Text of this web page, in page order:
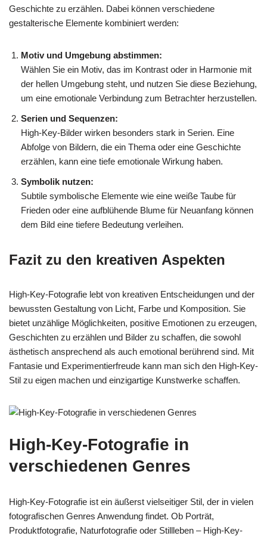
Geschichte zu erzählen. Dabei können verschiedene
gestalterische Elemente kombiniert werden:
Motiv und Umgebung abstimmen:
Wählen Sie ein Motiv, das im Kontrast oder in Harmonie mit
der hellen Umgebung steht, und nutzen Sie diese Beziehung,
um eine emotionale Verbindung zum Betrachter herzustellen.
Serien und Sequenzen:
High-Key-Bilder wirken besonders stark in Serien. Eine
Abfolge von Bildern, die ein Thema oder eine Geschichte
erzählen, kann eine tiefe emotionale Wirkung haben.
Symbolik nutzen:
Subtile symbolische Elemente wie eine weiße Taube für
Frieden oder eine aufblühende Blume für Neuanfang können
dem Bild eine tiefere Bedeutung verleihen.
Fazit zu den kreativen Aspekten
High-Key-Fotografie lebt von kreativen Entscheidungen und der
bewussten Gestaltung von Licht, Farbe und Komposition. Sie
bietet unzählige Möglichkeiten, positive Emotionen zu erzeugen,
Geschichten zu erzählen und Bilder zu schaffen, die sowohl
ästhetisch ansprechend als auch emotional berührend sind. Mit
Fantasie und Experimentierfreude kann man sich den High-Key-
Stil zu eigen machen und einzigartige Kunstwerke schaffen.
High-Key-Fotografie in
verschiedenen Genres
High-Key-Fotografie ist ein äußerst vielseitiger Stil, der in vielen
fotografischen Genres Anwendung findet. Ob Porträt,
Produktfotografie, Naturfotografie oder Stillleben – High-Key-